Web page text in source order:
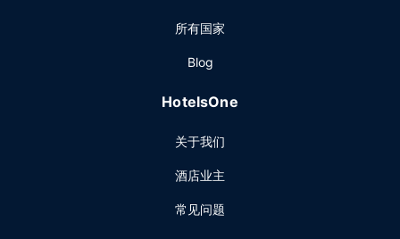
所有国家
Blog
HotelsOne
关于我们
酒店业主
常见问题